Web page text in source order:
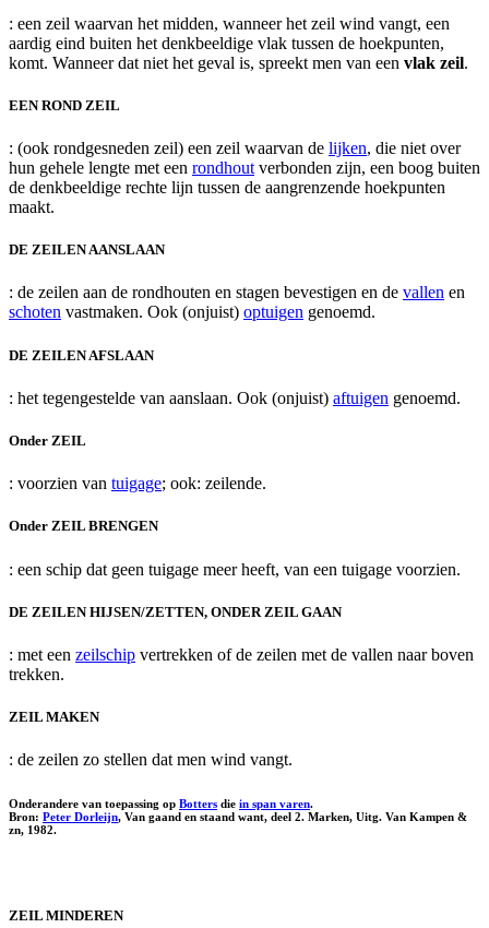
: een zeil waarvan het midden, wanneer het zeil wind vangt, een
aardig eind buiten het denkbeeldige vlak tussen de hoekpunten,
komt. Wanneer dat niet het geval is, spreekt men van een vlak zeil.
EEN ROND ZEIL
: (ook rondgesneden zeil) een zeil waarvan de lijken, die niet over
hun gehele lengte met een rondhout verbonden zijn, een boog buiten
de denkbeeldige rechte lijn tussen de aangrenzende hoekpunten
maakt.
DE ZEILEN AANSLAAN
: de zeilen aan de rondhouten en stagen bevestigen en de vallen en
schoten vastmaken. Ook (onjuist) optuigen genoemd.
DE ZEILEN AFSLAAN
: het tegengestelde van aanslaan. Ook (onjuist) aftuigen genoemd.
Onder ZEIL
: voorzien van tuigage; ook: zeilende.
Onder ZEIL BRENGEN
: een schip dat geen tuigage meer heeft, van een tuigage voorzien.
DE ZEILEN HIJSEN/ZETTEN, ONDER ZEIL GAAN
: met een zeilschip vertrekken of de zeilen met de vallen naar boven
trekken.
ZEIL MAKEN
: de zeilen zo stellen dat men wind vangt.
Onderandere van toepassing op Botters die in span varen.
Bron: Peter Dorleijn, Van gaand en staand want, deel 2. Marken, Uitg. Van Kampen &
zn, 1982.
ZEIL MINDEREN